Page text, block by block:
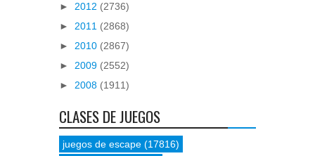
► 2012 (2736)
► 2011 (2868)
► 2010 (2867)
► 2009 (2552)
► 2008 (1911)
CLASES DE JUEGOS
juegos de escape (17816)